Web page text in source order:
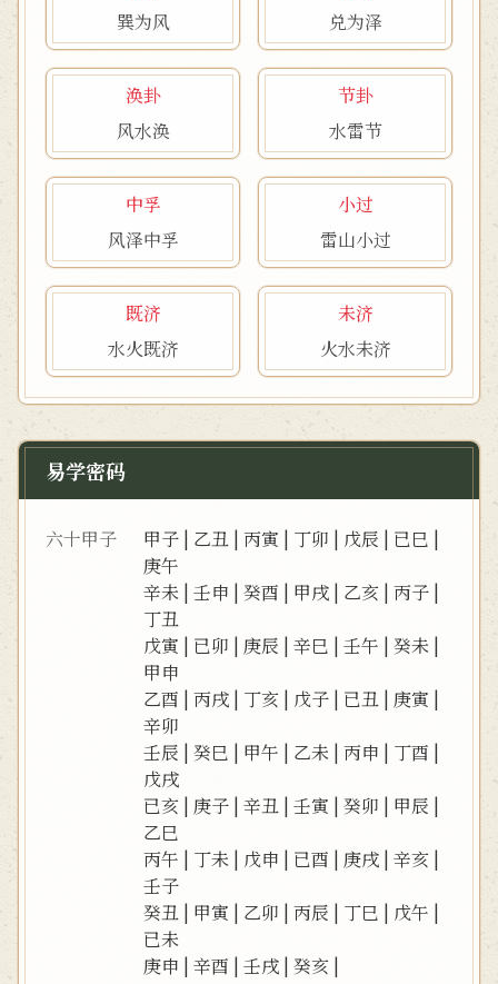
巽为风
兑为泽
涣卦
风水涣
节卦
水雷节
中孚
风泽中孚
小过
雷山小过
既济
水火既济
未济
火水未济
易学密码
六十甲子 甲子 | 乙丑 |丙寅 | 丁卯 | 戊辰 | 已巳 |
庚午
辛未 |壬申 |癸酉 | 甲戌 | 乙亥 |丙子 |
丁丑
戊寅 | 已卯 | 庚辰 |辛巳 |壬午 |癸未 |
甲申
乙酉 |丙戌 | 丁亥 | 戊子 | 已丑 | 庚寅 |
辛卯
壬辰 |癸巳 | 甲午 | 乙未 |丙申 | 丁酉 |
戊戌
已亥 | 庚子 |辛丑 |壬寅 |癸卯 | 甲辰 |
乙巳
丙午 | 丁未 | 戊申 | 已酉 | 庚戌 |辛亥 |
壬子
癸丑 | 甲寅 | 乙卯 |丙辰 | 丁巳 | 戊午 |
已未
庚申 |辛酉 |壬戌 |癸亥 |